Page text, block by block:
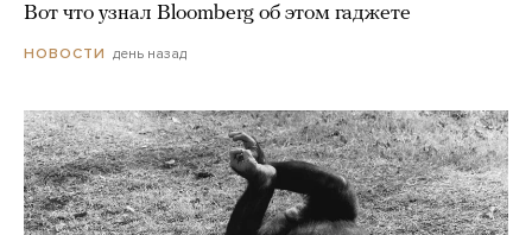
Вот что узнал Bloomberg об этом гаджете
НОВОСТИ день назад